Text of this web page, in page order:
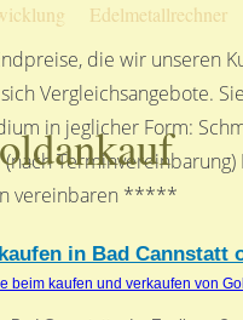
Edelmetallrechner
die wir unseren
Vergleichsangebote.
in jeglicher Form:
Terminvereinbarung)
vereinbaren *****
in Bad Cannstatt
beim kaufen und verkaufen von